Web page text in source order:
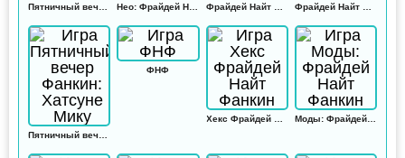
ФНФ
Моды: Фрайдей Найт Фанкин